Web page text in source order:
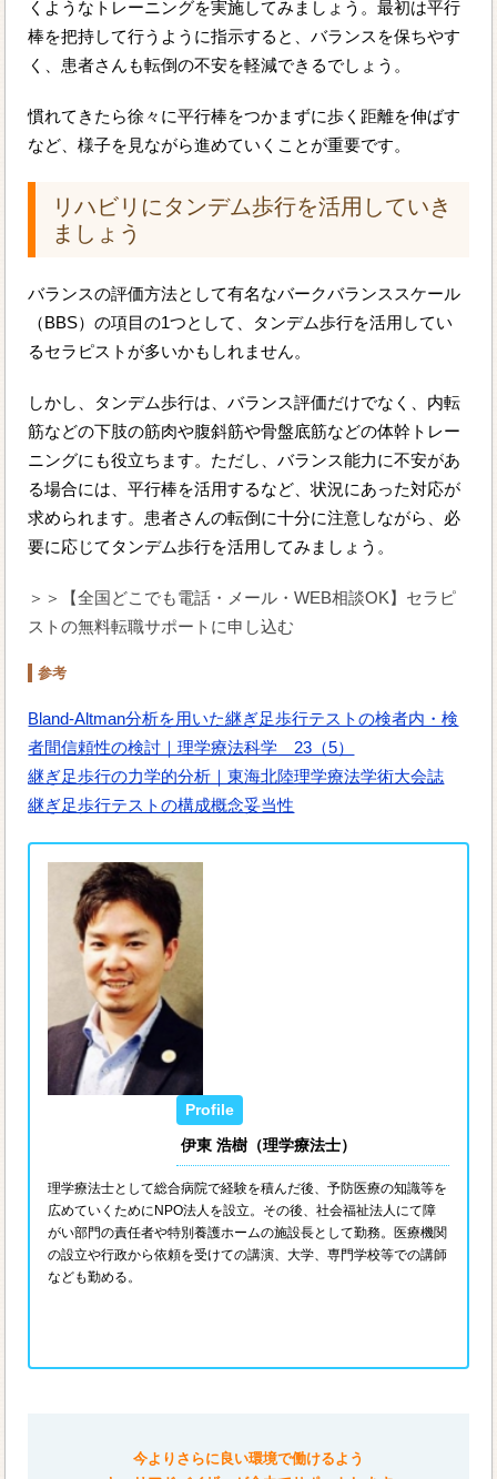
くようなトレーニングを実施してみましょう。最初は平行
棒を把持して行うように指示すると、バランスを保ちやす
く、患者さんも転倒の不安を軽減できるでしょう。
慣れてきたら徐々に平行棒をつかまずに歩く距離を伸ばす
など、様子を見ながら進めていくことが重要です。
リハビリにタンデム歩行を活用していき
ましょう
バランスの評価方法として有名なバークバランススケール
（BBS）の項目の1つとして、タンデム歩行を活用してい
るセラピストが多いかもしれません。
しかし、タンデム歩行は、バランス評価だけでなく、内転
筋などの下肢の筋肉や腹斜筋や骨盤底筋などの体幹トレー
ニングにも役立ちます。ただし、バランス能力に不安があ
る場合には、平行棒を活用するなど、状況にあった対応が
求められます。患者さんの転倒に十分に注意しながら、必
要に応じてタンデム歩行を活用してみましょう。
＞＞【全国どこでも電話・メール・WEB相談OK】セラピ
ストの無料転職サポートに申し込む
参考
Bland-Altman分析を用いた継ぎ足歩行テストの検者内・検
者間信頼性の検討｜理学療法科学 23（5）
継ぎ足歩行の力学的分析｜東海北陸理学療法学術大会誌
継ぎ足歩行テストの構成概念妥当性
伊東 浩樹（理学療法士）
理学療法士として総合病院で経験を積んだ後、予防医療の知識等を
広めていくためにNPO法人を設立。その後、社会福祉法人にて障
がい部門の責任者や特別養護ホームの施設長として勤務。医療機関
の設立や行政から依頼を受けての講演、大学、専門学校等での講師
なども勤める。
今よりさらに良い環境で働けるよう